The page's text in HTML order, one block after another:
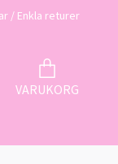
/ Enkla returer
VARUKORG